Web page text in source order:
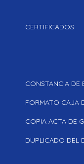
CERTIFICADOS:
2
3
CONSTANCIA DE
FORMATO CAJA
COPIA ACTA DE
DUPLICADO DEL